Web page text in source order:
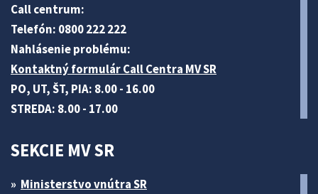
Call centrum:
Telefón: 0800 222 222
Nahlásenie problému:
Kontaktný formulár Call Centra MV SR
PO, UT, ŠT, PIA: 8.00 - 16.00
STREDA: 8.00 - 17.00
SEKCIE MV SR
Ministerstvo vnútra SR